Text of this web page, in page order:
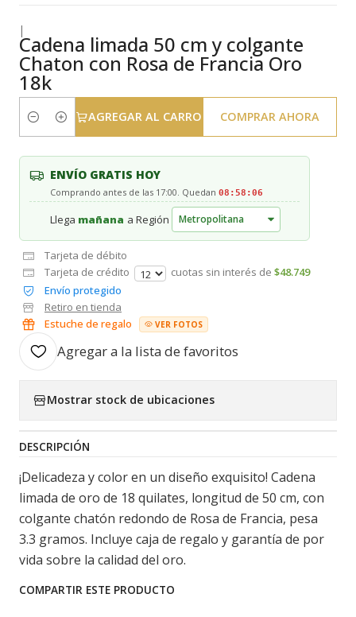
|
Cadena limada 50 cm y colgante
Chaton con Rosa de Francia Oro
18k
Cantidad
AGREGAR AL CARRO COMPRAR AHORA
ENVÍO GRATIS HOY
Comprando antes de las 17:00. Quedan 08:58:05
Llega mañana a Región
Tarjeta de débito
Tarjeta de crédito
cuotas sin interés de $48.749
Envío protegido
Retiro en tienda
Estuche de regalo
VER FOTOS
Agregar a la lista de favoritos
Mostrar stock de ubicaciones
DESCRIPCIÓN
¡Delicadeza y color en un diseño exquisito! Cadena
limada de oro de 18 quilates, longitud de 50 cm, con
colgante chatón redondo de Rosa de Francia, pesa
3.3 gramos. Incluye caja de regalo y garantía de por
vida sobre la calidad del oro.
COMPARTIR ESTE PRODUCTO